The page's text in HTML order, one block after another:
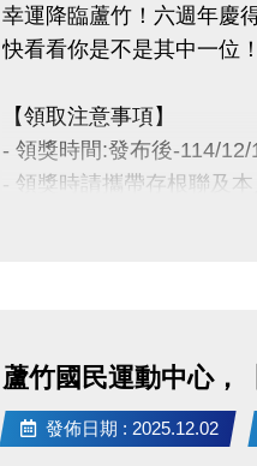
IG : @luzhusports
幸運降臨蘆竹！六週年慶
快看看你是不是其中一位
【領取注意事項】
- 領獎時間:發布後-114/
- 領獎時請攜帶存根聯及
此活動使用。
- 本活動作業說明蘆竹國
事宜則以網站公告為主。
蘆竹國民運動中心，
發佈日期 : 2025.12.02